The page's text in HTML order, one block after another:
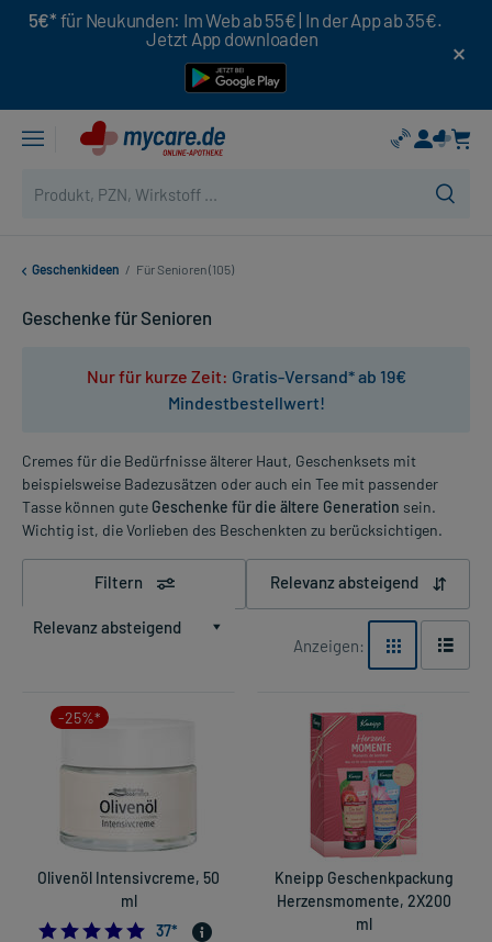
5€* für Neukunden: Im Web ab 55€ | In der App ab 35€.
Jetzt App downloaden
Geschenkideen / Für Senioren (105)
Geschenke für Senioren
Nur für kurze Zeit: Gratis-Versand* ab 19€
Mindestbestellwert!
Cremes für die Bedürfnisse älterer Haut, Geschenksets mit
beispielsweise Badezusätzen oder auch ein Tee mit passender
Tasse können gute Geschenke für die ältere Generation sein.
Wichtig ist, die Vorlieben des Beschenkten zu berücksichtigen.
Filtern Relevanz absteigend
Relevanz absteigend
Anzeigen:
-25%*
Olivenöl Intensivcreme, 50
ml
4.783783783783784
37*
Kneipp Geschenkpackung
Herzensmomente, 2X200
ml